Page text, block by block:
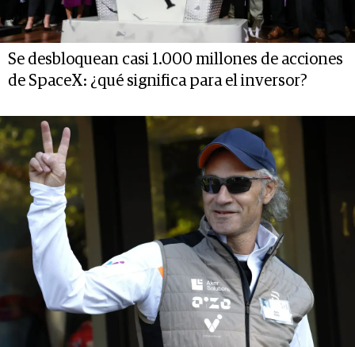
Se desbloquean casi 1.000 millones de acciones
de SpaceX: ¿qué significa para el inversor?